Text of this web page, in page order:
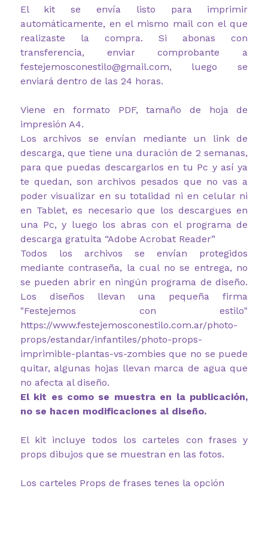
El kit se envía listo para imprimir
automáticamente, en el mismo mail con el que
realizaste la compra. Si abonas con
transferencia, enviar comprobante a
festejemosconestilo@gmail.com, luego se
enviará dentro de las 24 horas.
Viene en formato PDF, tamaño de hoja de
impresión A4.
Los archivos se envían mediante un link de
descarga, que tiene una duración de 2 semanas,
para que puedas descargarlos en tu Pc y así ya
te quedan, son archivos pesados que no vas a
poder visualizar en su totalidad ni en celular ni
en Tablet, es necesario que los descargues en
una Pc, y luego los abras con el programa de
descarga gratuita “Adobe Acrobat Reader”
Todos los archivos se envían protegidos
mediante contraseña, la cual no se entrega, no
se pueden abrir en ningún programa de diseño.
Los diseños llevan una pequeña firma
"Festejemos con estilo"
https://www.festejemosconestilo.com.ar/photo-
props/estandar/infantiles/photo-props-
imprimible-plantas-vs-zombies que no se puede
quitar, algunas hojas llevan marca de agua que
no afecta al diseño.
El kit es como se muestra en la publicación,
no se hacen modificaciones al diseño.
El kit incluye todos los carteles con frases y
props dibujos que se muestran en las fotos.
Los carteles Props de frases tenes la opción